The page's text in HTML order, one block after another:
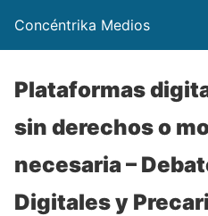
Concéntrika Medios
Plataformas
sin derechos o
necesaria –
Digitales y